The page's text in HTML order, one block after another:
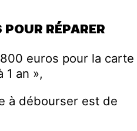
RÉPARER
euros pour la carte
1 an »,
à débourser est de